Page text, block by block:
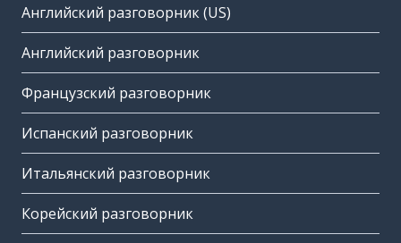
Английский разговорник (US)
Английский разговорник
Французский разговорник
Испанский разговорник
Итальянский разговорник
Корейский разговорник